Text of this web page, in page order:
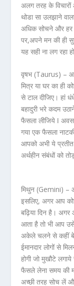
अलग तरह के
थोडा सा उलझाने
अधिक सोचने और हर
पर,अपने मन की ही
यह सही ना लग रहा
वृषभ (Taurus) –
मित्र या घर का ही
से टाल दीजिए। हां
बहादुरी भरे कदम
फैसला लीजिये ǀ
गया एक फैसला
आपको अभी ये
अर्थहीन संबंधों को
मिथुन (Gemini) –
इसलिए, अगर आप
बढ़िया दिन है।
आता है तो भी आप
अकेले चलने से कहीं
ईमानदार लोगों से
होगी जो मुखौटे
फैसले लेना समय की
अच्छी तरह सोच लें